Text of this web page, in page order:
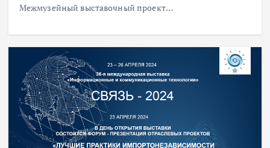
Межмузейный выставочный проект…